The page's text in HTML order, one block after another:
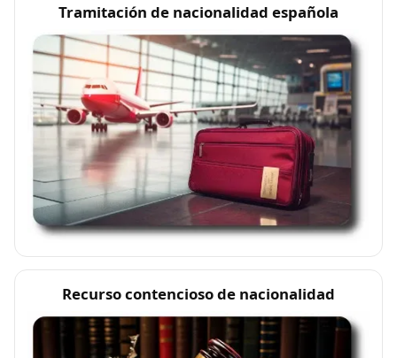
Tramitación de nacionalidad española
Recurso contencioso de nacionalidad